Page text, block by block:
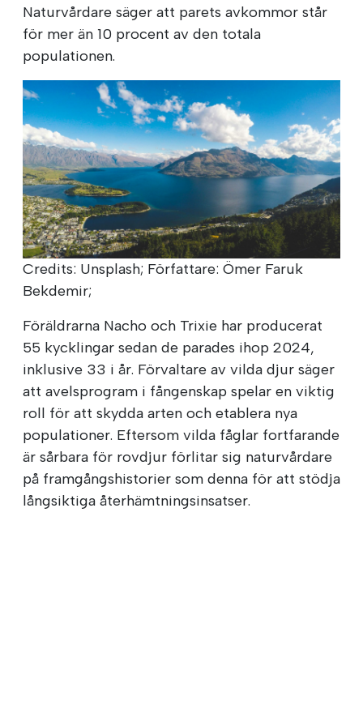
Naturvårdare säger att parets avkommor står
för mer än 10 procent av den totala
populationen.
Credits: Unsplash; Författare: Ömer Faruk
Bekdemir;
Föräldrarna Nacho och Trixie har producerat
55 kycklingar sedan de parades ihop 2024,
inklusive 33 i år. Förvaltare av vilda djur säger
att avelsprogram i fångenskap spelar en viktig
roll för att skydda arten och etablera nya
populationer. Eftersom vilda fåglar fortfarande
är sårbara för rovdjur förlitar sig naturvårdare
på framgångshistorier som denna för att stödja
långsiktiga återhämtningsinsatser.